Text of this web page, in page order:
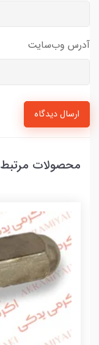
آدرس وب‌سایت
ارسال دیدگاه
محصولات مرتبط